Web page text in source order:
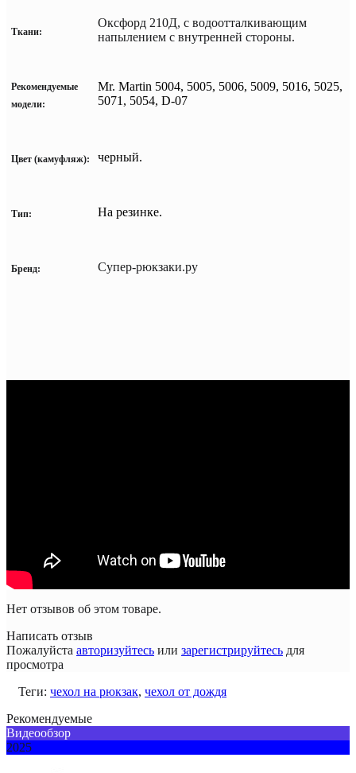
Ткани:
Оксфорд 210Д, с водоотталкивающим
напылением с внутренней стороны.
Рекомендуемые
модели:
Mr. Martin 5004, 5005, 5006, 5009, 5016, 5025,
5071, 5054, D-07
Цвет (камуфляж): черный.
Тип: На резинке.
Бренд: Супер-рюкзаки.ру
Нет отзывов об этом товаре.
Написать отзыв
Пожалуйста авторизуйтесь или зарегистрируйтесь для
просмотра
Теги: чехол на рюкзак, чехол от дождя
Рекомендуемые
Видеообзор
2025